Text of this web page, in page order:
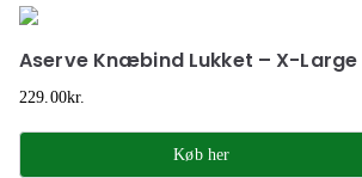
Aserve Knæbind Lukket – X-Large
229.00kr.
Køb her